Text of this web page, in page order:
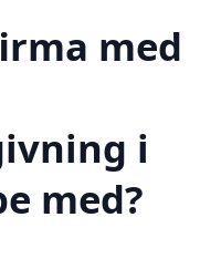
med
i
med?